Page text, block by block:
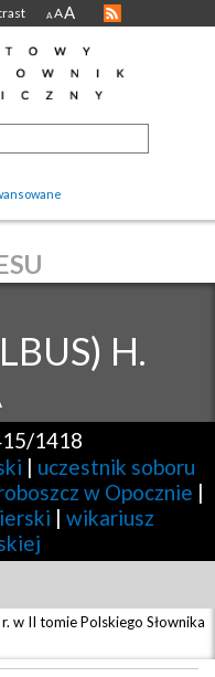
A AA
H.
1418
| uczestnik soboru
w Opocznie |
| wikariusz
w II tomie Polskiego Słownika